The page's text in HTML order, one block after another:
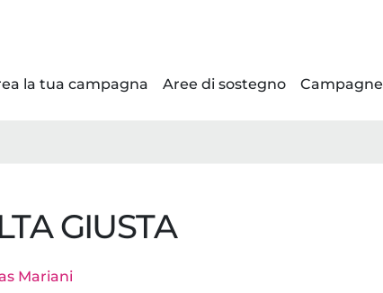
la tua campagna Aree di sostegno Campagne
GIUSTA
Mariani